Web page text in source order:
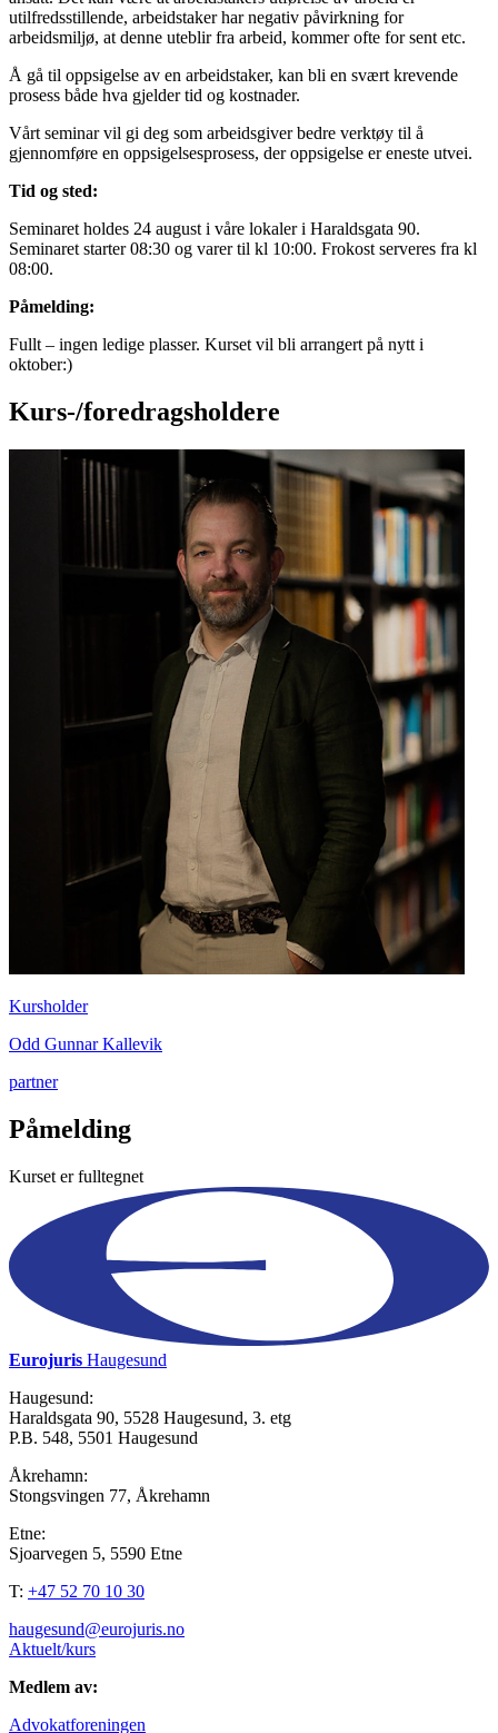
utilfredsstillende, arbeidstaker har negativ påvirkning for
arbeidsmiljø, at denne uteblir fra arbeid, kommer ofte for sent etc.
Å gå til oppsigelse av en arbeidstaker, kan bli en svært krevende
prosess både hva gjelder tid og kostnader.
Vårt seminar vil gi deg som arbeidsgiver bedre verktøy til å
gjennomføre en oppsigelsesprosess, der oppsigelse er eneste utvei.
Tid og sted:
Seminaret holdes 24 august i våre lokaler i Haraldsgata 90.
Seminaret starter 08:30 og varer til kl 10:00. Frokost serveres fra kl
08:00.
Påmelding:
Fullt – ingen ledige plasser. Kurset vil bli arrangert på nytt i
oktober:)
Kurs-/foredrags­holdere
Kursholder
Odd Gunnar Kallevik
partner
Påmelding
Kurset er fulltegnet
Eurojuris Haugesund
Haugesund:
Haraldsgata 90, 5528 Haugesund, 3. etg
P.B. 548, 5501 Haugesund
Åkrehamn:
Stongsvingen 77, Åkrehamn
Etne:
Sjoarvegen 5, 5590 Etne
T: +47 52 70 10 30
haugesund@eurojuris.no
Aktuelt/kurs
Medlem av:
Advokatforeningen